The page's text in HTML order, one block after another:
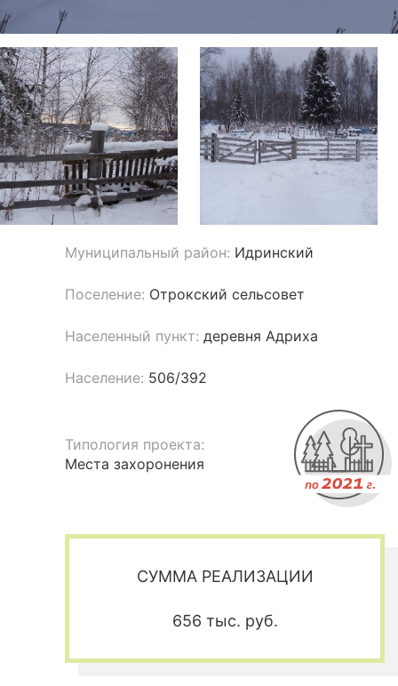
Муниципальный район: Идринский
Поселение: Отрокский сельсовет
Населенный пункт: деревня Адриха
Население: 506/392
Типология проекта:
Места захоронения
СУММА РЕАЛИЗАЦИИ
656 тыс. руб.